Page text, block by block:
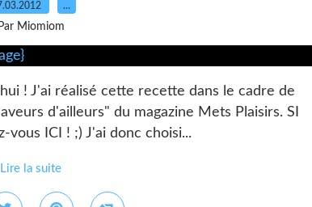
…
Par Miomiom
! J'ai réalisé cette recette dans le cadre de
d'ailleurs" du magazine Mets Plaisirs. SI
ICI ! ;) J'ai donc choisi...
Lire la suite